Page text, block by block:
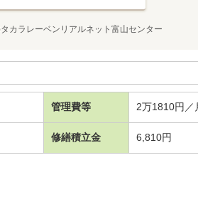
カラレーベンリアルネット富山センター
管理費等 2万1810円／
修繕積立金 6,810円